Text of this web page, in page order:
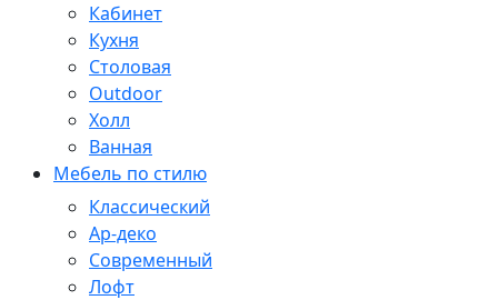
Кабинет
Кухня
Столовая
Outdoor
Холл
Ванная
Мебель по стилю
Классический
Ар-деко
Современный
Лофт